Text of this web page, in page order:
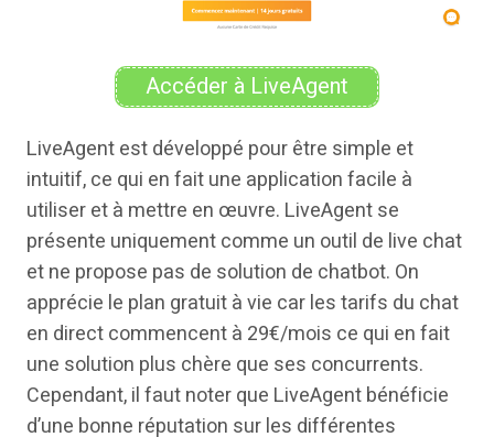
Accéder à LiveAgent
LiveAgent est développé pour être simple et
intuitif, ce qui en fait une application facile à
utiliser et à mettre en œuvre. LiveAgent se
présente uniquement comme un outil de live chat
et ne propose pas de solution de chatbot. On
apprécie le plan gratuit à vie car les tarifs du chat
en direct commencent à 29€/mois ce qui en fait
une solution plus chère que ses concurrents.
Cependant, il faut noter que LiveAgent bénéficie
d’une bonne réputation sur les différentes